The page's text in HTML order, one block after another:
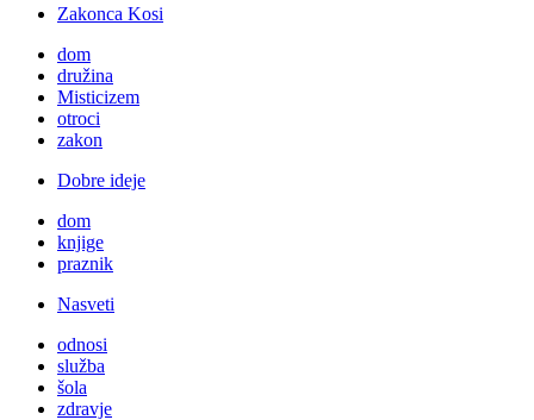
Zakonca Kosi
dom
družina
Misticizem
otroci
zakon
Dobre ideje
dom
knjige
praznik
Nasveti
odnosi
služba
šola
zdravje